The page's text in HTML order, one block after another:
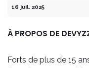
16 juil. 2025
À PROPOS DE
Forts de plus de 15